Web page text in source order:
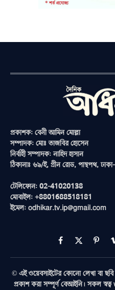
প্রকাশক: বেনী আমিন মোল্লা
সম্পাদক: মোঃ তাজবির হোসেন
নির্বাহী সম্পাদক: নাহিদ হাসান
ঠিকানাঃ ৬৯/ই, গ্রীন রোড, পান্থপথ,
টেলিফোন: 02-41020138
মোবাইল: +8801688518181
ইমেল: odhikar.tv.ip@gmail.com
Facebook
X
(Twitter)
© এই ওয়েবসাইটের কোনো লেখা বা
প্রকাশ করা সম্পূর্ণ বেআইনি। সকল